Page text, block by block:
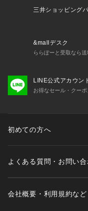
三井ショッピング
&mallデスク
ららぽーと受取なら
LINE公式アカウン
お得なセール・クー
初めての方へ
よくある質問・お問い合
会社概要・利用規約など